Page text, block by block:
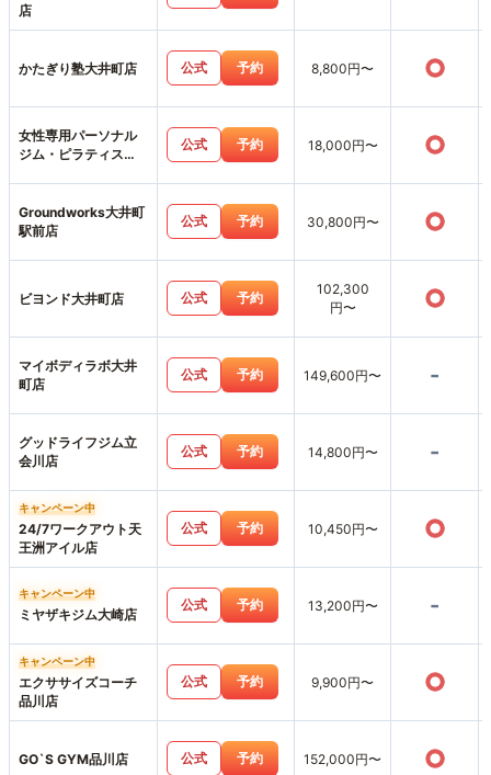
店
かたぎり塾大井町店 公式 予約 8,800円〜 ○
女性専用パーソナル
ジム・ピラティス
公式 予約 18,000円〜 ○
Groundworks大井町
駅前店
公式 予約 30,800円〜 ○
ビヨンド大井町店 公式 予約
102,300
円〜
○
マイボディラボ大井
町店
公式 予約 149,600円〜 -
グッドライフジム立
会川店
公式 予約 14,800円〜 -
キャンペーン中
24/7ワークアウト天
王洲アイル店
公式 予約 10,450円〜 ○
キャンペーン中
ミヤザキジム大崎店
公式 予約 13,200円〜 -
キャンペーン中
エクササイズコーチ
品川店
公式 予約 9,900円〜 ○
GO`S GYM品川店 公式 予約 152,000円〜 ○